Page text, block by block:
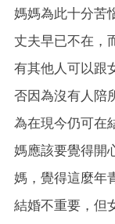
媽媽為此十分苦
丈夫早已不在，
有其他人可以跟
否因為沒有人陪
為在現今仍可在
媽應該要覺得開
媽，覺得這麼年
結婚不重要，但